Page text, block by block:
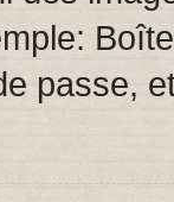
passe,